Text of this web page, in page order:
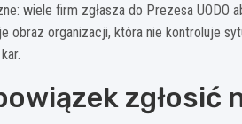
wiele firm zgłasza do Prezesa UODO
obraz organizacji, która nie kontroluje
zgłosić